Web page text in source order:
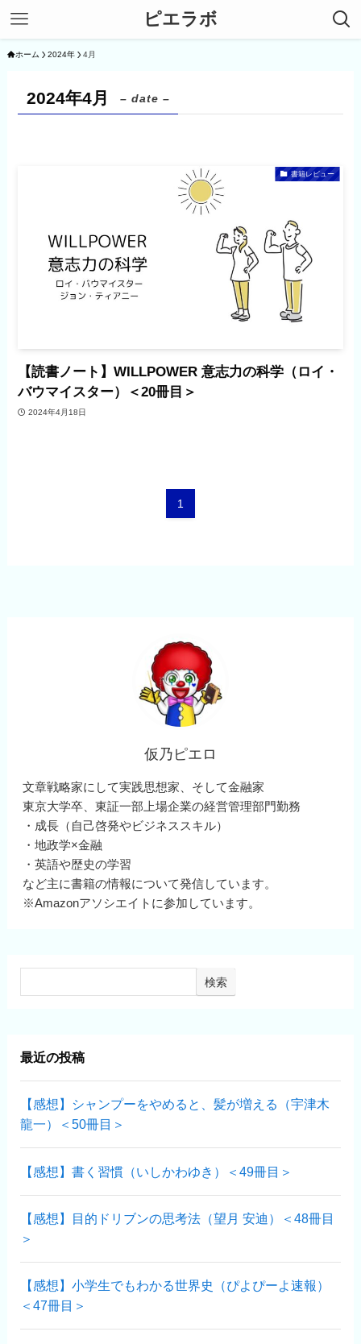
ピエラボ
ホーム 2024年 4月
2024年4月 – date –
書籍レビュー
【読書ノート】WILLPOWER 意志力の科学（ロイ・
バウマイスター）＜20冊目＞
2024年4月18日
1
仮乃ピエロ
文章戦略家にして実践思想家、そして金融家
東京大学卒、東証一部上場企業の経営管理部門勤務
・成長（自己啓発やビジネススキル）
・地政学×金融
・英語や歴史の学習
など主に書籍の情報について発信しています。
※Amazonアソシエイトに参加しています。
検索
最近の投稿
【感想】シャンプーをやめると、髪が増える（宇津木
龍一）＜50冊目＞
【感想】書く習慣（いしかわゆき）＜49冊目＞
【感想】目的ドリブンの思考法（望月 安迪）＜48冊目
＞
【感想】小学生でもわかる世界史（ぴよぴーよ速報）
＜47冊目＞